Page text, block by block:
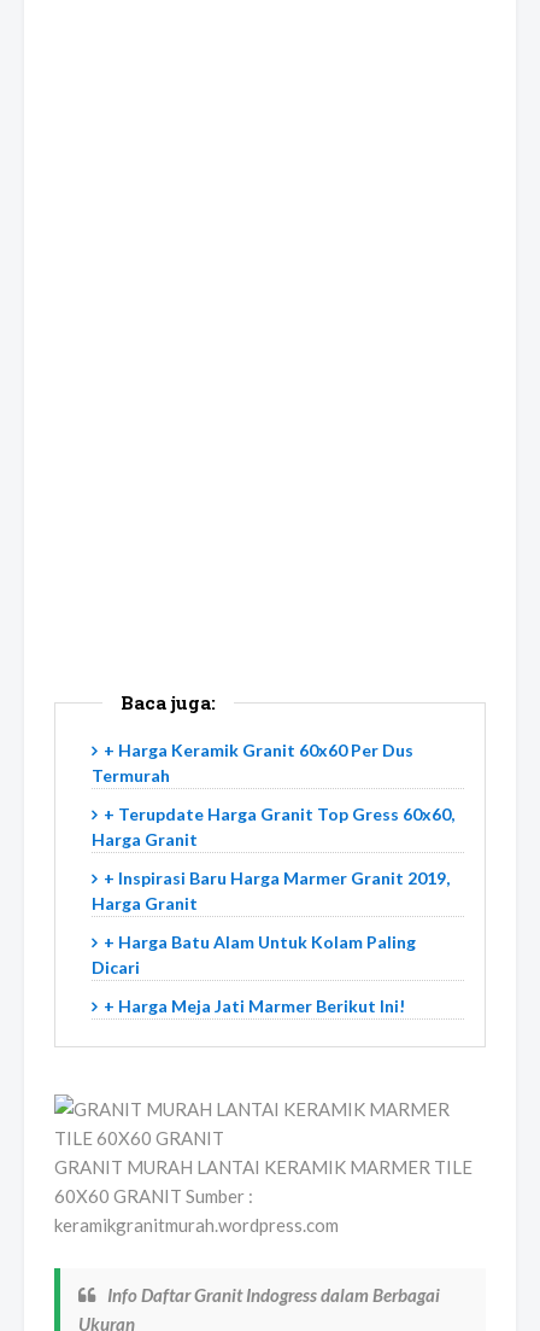
Baca juga:
+ Harga Keramik Granit 60x60 Per Dus
Termurah
+ Terupdate Harga Granit Top Gress 60x60,
Harga Granit
+ Inspirasi Baru Harga Marmer Granit 2019,
Harga Granit
+ Harga Batu Alam Untuk Kolam Paling
Dicari
+ Harga Meja Jati Marmer Berikut Ini!
GRANIT MURAH LANTAI KERAMIK MARMER TILE
60X60 GRANIT Sumber :
keramikgranitmurah.wordpress.com
Info Daftar Granit Indogress dalam Berbagai
Ukuran